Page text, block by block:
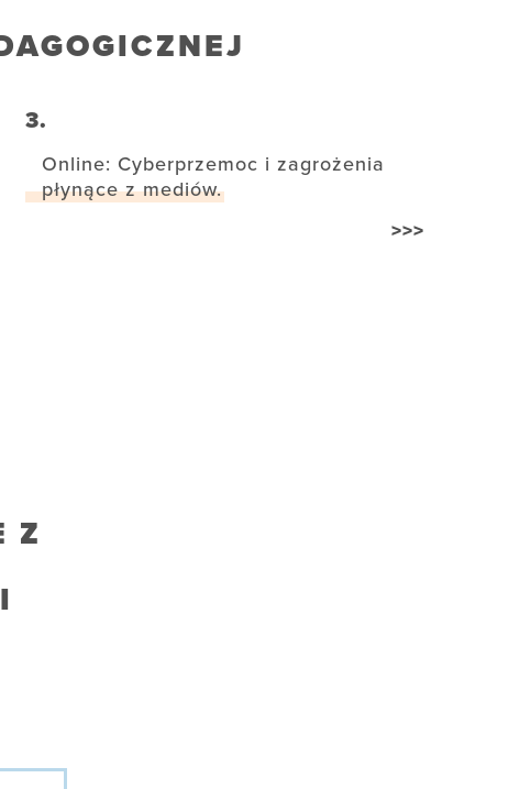
3.
Online: Cyberprzemoc i zagrożenia
płynące z mediów.
>>>
Z